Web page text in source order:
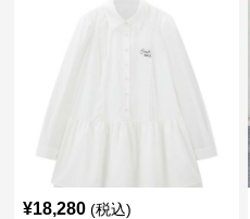
¥18,280 (税込)